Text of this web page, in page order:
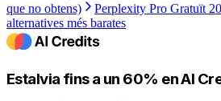
que no obtens)
Perplexity Pro Gratuït
alternatives més barates
Estalvia fins a un 60% en AI